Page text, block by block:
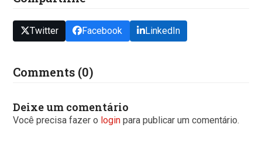
Twitter Facebook LinkedIn
Comments (0)
Deixe um comentário
Você precisa fazer o login para publicar um comentário.